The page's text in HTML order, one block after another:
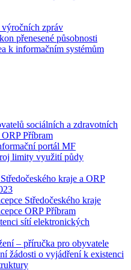
zpráv
přenesené působnosti
k informačním systémům
sociálních a zdravotních
Příbram
portál MF
limity využití půdy
kraje a ORP
Středočeského kraje
ORP Příbram
sítí elektronických
– příručka pro obyvatele
žádosti o vyjádření k existenci